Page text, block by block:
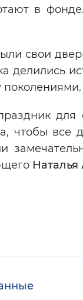
в
свои
делились
для
чтобы все